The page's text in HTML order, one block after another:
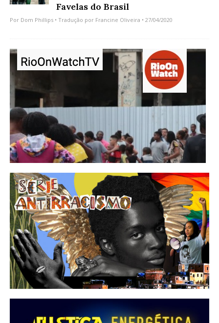
Favelas do Brasil
Por Dom Phillips • Tradução por Francine Oliveira • 27/04/2020